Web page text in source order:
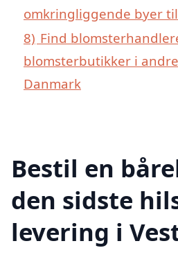
omkringliggende byer
8) Find
blomsterbutikker i
Danmark
Bestil en
den sidste
levering i